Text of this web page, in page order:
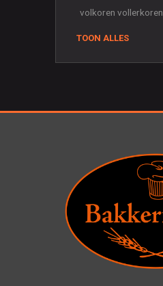
volkoren vollerkoren
TOON ALLES